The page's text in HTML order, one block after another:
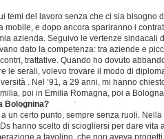
temi del lavoro senza che ci sia bisogno
e dopo ancora spariranno i
azienda. Seguivo le vertenze sindacali
dato la competenza: tra aziende e
trattative. Quando ho dovuto
le serali, volevo trovare il modo di
. Nel ’91, a 29 anni, mi hanno
poi in Emilia Romagna, poi a
Bolognina?
un certo punto, sempre senza ruoli.
hanno scelto di sciogliersi per dare vita
a tavolino, che non aveva